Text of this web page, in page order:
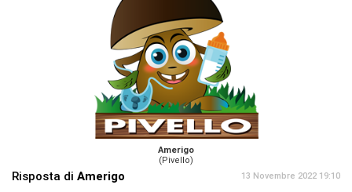
Amerigo
(Pivello)
Risposta di Amerigo 13 Novembre 2022 19:10